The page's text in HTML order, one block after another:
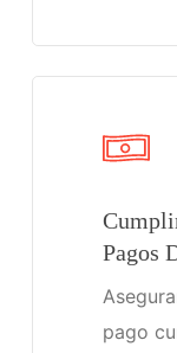
Pagos
pago